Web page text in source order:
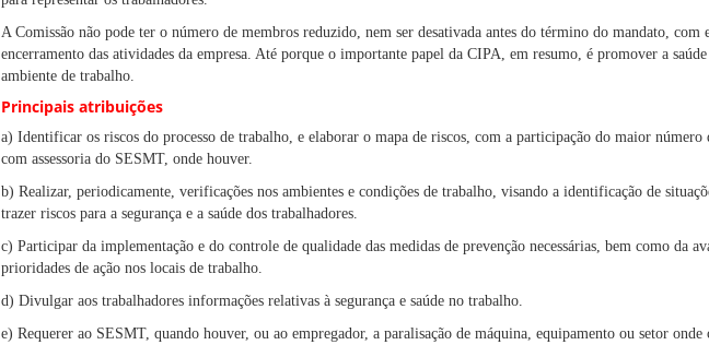
A Comissão não pode ter o número de membros reduzido, nem ser desativada antes do término do mandato, com
encerramento das atividades da empresa. Até porque o importante papel da CIPA, em resumo, é promover a saúde
ambiente de trabalho.
Principais atribuições
a) Identificar os riscos do processo de trabalho, e elaborar o mapa de riscos, com a participação do maior número
com assessoria do SESMT, onde houver.
b) Realizar, periodicamente, verificações nos ambientes e condições de trabalho, visando a identificação de
trazer riscos para a segurança e a saúde dos trabalhadores.
c) Participar da implementação e do controle de qualidade das medidas de prevenção necessárias, bem como da
prioridades de ação nos locais de trabalho.
d) Divulgar aos trabalhadores informações relativas à segurança e saúde no trabalho.
e) Requerer ao SESMT, quando houver, ou ao empregador, a paralisação de máquina, equipamento ou setor onde